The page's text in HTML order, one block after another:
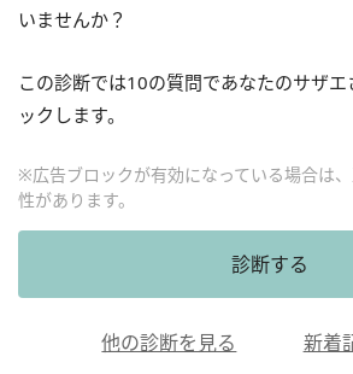
いませんか？
この診断では10の質問であなたのサザエ
ックします。
※広告ブロックが有効になっている場合は
性があります。
診断する
他の診断を見る 新着